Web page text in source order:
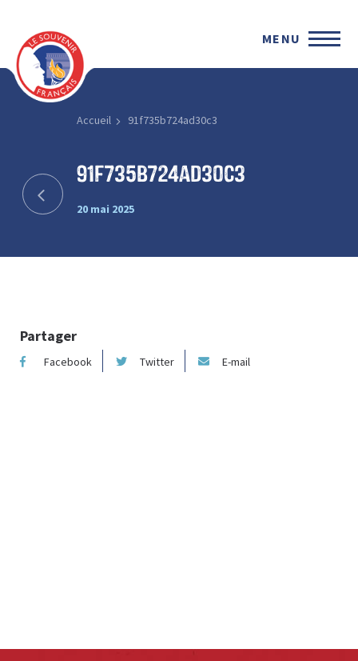
MENU
Accueil 91f735b724ad30c3
91f735b724ad30c3
20 mai 2025
Partager
Facebook Twitter E-mail